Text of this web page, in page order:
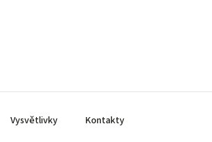
Vysvětlivky Kontakty